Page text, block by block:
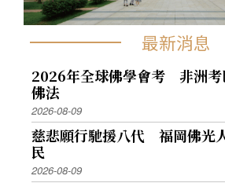
最新消息
2026年全球佛學會考 非洲考
佛法
2026-08-09
慈悲願行馳援八代 福岡佛光
民
2026-08-09